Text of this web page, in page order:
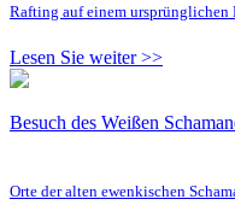
Rafting auf einem ursprünglichen
Lesen Sie weiter >>
Besuch des Weißen
Orte der alten ewenkischen